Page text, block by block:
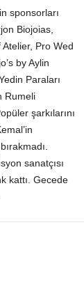
sponsorları
Biojoias,
Pro Wed
by Aylin
Paraları
Rumeli
şarkılarını
sanatçısı
kattı. Gecede